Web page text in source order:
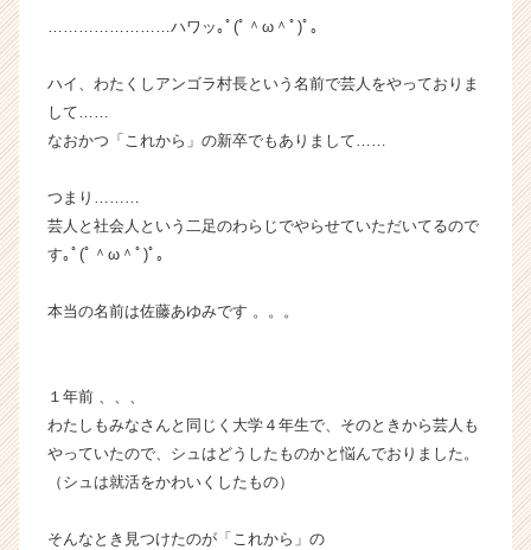
就
サ
ト
ャ
（C
C
a
r
e
……………………ハワッ｡ﾟ(ﾟ＾ω＾ﾟ)ﾟ｡
ハイ、わたくしアンゴラ村長という名前で芸人をやっておりま
して……
なおかつ「これから」の新卒でもありまして……
つまり………
芸人と社会人という二足のわらじでやらせていただいてるので
す｡ﾟ(ﾟ＾ω＾ﾟ)ﾟ｡
本当の名前は佐藤あゆみです 。。。
１年前 、、、
わたしもみなさんと同じく大学４年生で、そのときから芸人も
やっていたので、シュはどうしたものかと悩んでおりました。
（シュは就活をかわいくしたもの）
そんなとき見つけたのが「これから」の